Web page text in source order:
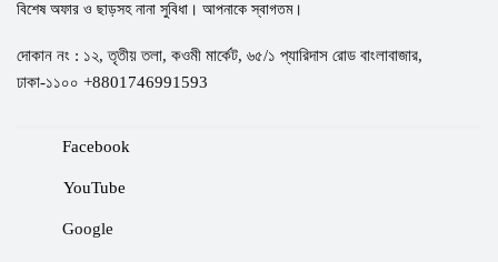
বিশেষ অফার ও ছাড়সহ নানা সুবিধা। আপনাকে স্বাগতম।
দোকান নং : ১২, তৃতীয় তলা, কওমী মার্কেট, ৬৫/১ প্যারিদাস রোড বাংলাবাজার,
ঢাকা-১১০০ +8801746991593
Facebook
YouTube
Google